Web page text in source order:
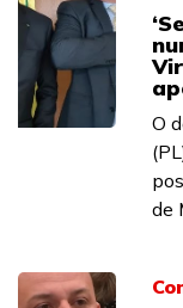
O
de